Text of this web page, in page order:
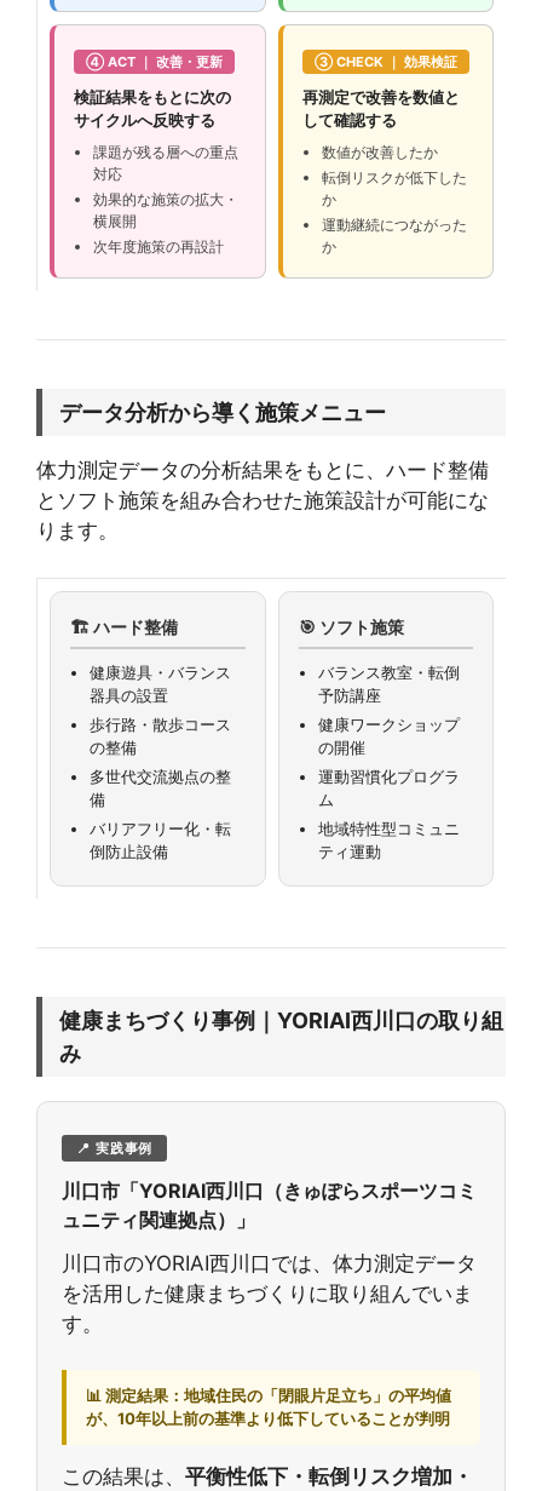
④ ACT ｜ 改善・更新
検証結果をもとに次の
サイクルへ反映する
課題が残る層への重点
対応
効果的な施策の拡大・
横展開
次年度施策の再設計
③ CHECK ｜ 効果検証
再測定で改善を数値と
して確認する
数値が改善したか
転倒リスクが低下した
か
運動継続につながった
か
データ分析から導く施策メニュー
体力測定データの分析結果をもとに、ハード整備
とソフト施策を組み合わせた施策設計が可能にな
ります。
🏗️ ハード整備
健康遊具・バランス
器具の設置
歩行路・散歩コース
の整備
多世代交流拠点の整
備
バリアフリー化・転
倒防止設備
🎯 ソフト施策
バランス教室・転倒
予防講座
健康ワークショップ
の開催
運動習慣化プログラ
ム
地域特性型コミュニ
ティ運動
健康まちづくり事例｜YORIAI西川口の取り組
み
📍 実践事例
川口市「YORIAI西川口（きゅぽらスポーツコミ
ュニティ関連拠点）」
川口市のYORIAI西川口では、体力測定データ
を活用した健康まちづくりに取り組んでいま
す。
📊 測定結果：地域住民の「閉眼片足立ち」の平均値
が、10年以上前の基準より低下していることが判明
この結果は、 平衡性低下・転倒リスク増加・